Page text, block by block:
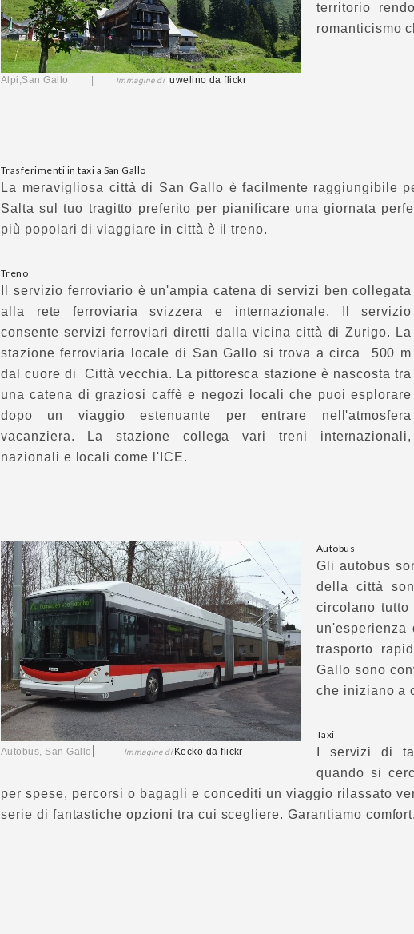
Alpi,San Gallo | Immagine di uwelino da flickr
territorio
romanticismo
Trasferimenti in taxi a San Gallo
La meravigliosa città di San Gallo è facilmente raggiungibile
Salta sul tuo tragitto preferito per pianificare una giornata
più popolari di viaggiare in città è il treno.
Treno
Il servizio ferroviario è un'ampia catena di servizi ben collegata
alla rete ferroviaria svizzera e internazionale. Il servizio
consente servizi ferroviari diretti dalla vicina città di Zurigo. La
stazione ferroviaria locale di San Gallo si trova a circa 500 m
dal cuore di Città vecchia. La pittoresca stazione è nascosta tra
una catena di graziosi caffè e negozi locali che puoi esplorare
dopo un viaggio estenuante per entrare nell'atmosfera
vacanziera. La stazione collega vari treni internazionali,
nazionali e locali come l'ICE.
Autobus, San Gallo Immagine di Kecko da flickr
Autobus
Gli autobus
della città
circolano
trasporto
Gallo sono
che iniziano a
Taxi
I servizi di
quando si
per spese, percorsi o bagagli e concediti un viaggio rilassato
serie di fantastiche opzioni tra cui scegliere. Garantiamo